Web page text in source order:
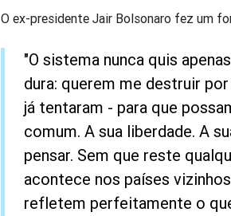
no
Facebook
no
Whatsapp
no
Twitter
no
Messenger
no
O ex-presidente Jair Bolsonaro fez um
"O sistema nunca quis
dura: querem me destruir
já tentaram - para que
comum. A sua liberdade. A
pensar. Sem que reste
acontece nos países
refletem perfeitamente o